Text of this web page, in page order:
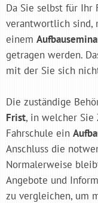
Da Sie selbst für Ihr
verantwortlich sind,
einem
getragen werden.
mit der Sie sich
Die zuständige
Frist, in welcher Sie
Fahrschule ein
Anschluss die
Normalerweise
Angebote und
zu vergleichen, um